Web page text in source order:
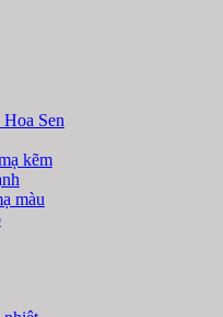
Sen
kẽm
màu